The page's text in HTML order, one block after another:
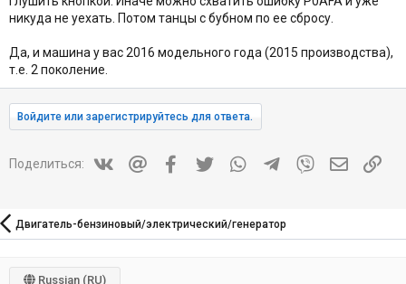
никуда не уехать. Потом танцы с бубном по ее сбросу.
Да, и машина у вас 2016 модельного года (2015 производства),
т.е. 2 поколение.
Войдите или зарегистрируйтесь для ответа.
Поделиться: Vkontakte
Mail.ru Facebook
TwitterWhatsAppTelegram
Viber
Двигатель-бензиновый/электрический/генератор
Russian (RU)